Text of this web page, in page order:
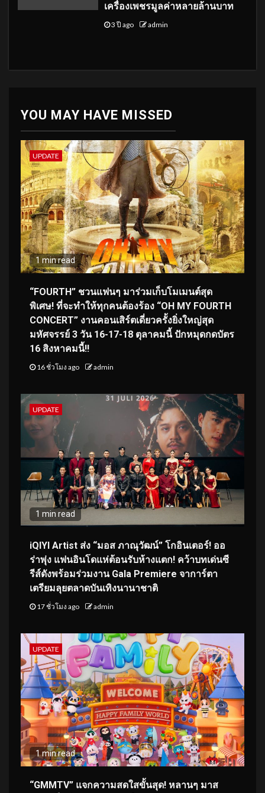
เครื่องเพชรมูลค่าหลายล้านบาท
3 ปี ago admin
YOU MAY HAVE MISSED
UPDATE
1 min read
“FOURTH” ชวนแฟนๆ มาร่วมเก็บโมเมนต์สุด
พิเศษ! ที่จะทำให้ทุกคนต้องร้อง “OH MY FOURTH
CONCERT” งานคอนเสิร์ตเดี่ยวครั้งยิ่งใหญ่สุด
มหัศจรรย์ 3 วัน 16-17-18 ตุลาคมนี้ ปักหมุดกดบัตร
16 สิงหาคมนี้!!
16 ชั่วโมง ago admin
UPDATE
1 min read
iQIYI Artist ส่ง “มอส ภาณุวัฒน์” โกอินเตอร์! ออ
ร่าพุ่ง แฟนอินโดแห่ต้อนรับห้างแตก! คว้าบทเด่นซี
รีส์ดังพร้อมร่วมงาน Gala Premiere จาการ์ตา
เตรียมลุยตลาดบันเทิงนานาชาติ
17 ชั่วโมง ago admin
UPDATE
1 min read
“GMMTV” แจกความสดใสขั้นสุด! หลานๆ มาส